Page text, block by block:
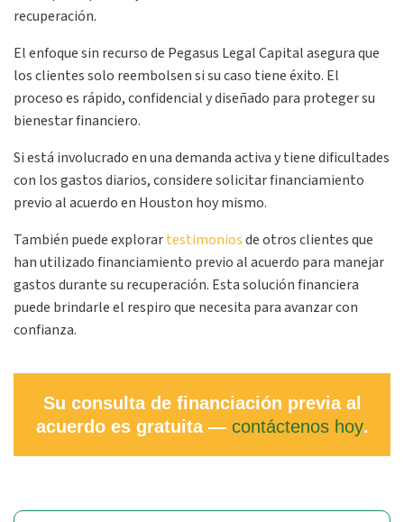
recuperación.
El enfoque sin recurso de Pegasus Legal Capital asegura que
los clientes solo reembolsen si su caso tiene éxito. El
proceso es rápido, confidencial y diseñado para proteger su
bienestar financiero.
Si está involucrado en una demanda activa y tiene dificultades
con los gastos diarios, considere solicitar financiamiento
previo al acuerdo en Houston hoy mismo.
También puede explorartestimoniosde otros clientes que
han utilizado financiamiento previo al acuerdo para manejar
gastos durante su recuperación. Esta solución financiera
puede brindarle el respiro que necesita para avanzar con
confianza.
Su consulta de financiación previa al
acuerdo es gratuita — contáctenos hoy.